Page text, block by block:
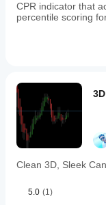
CPR indicator that
percentile scoring
Clean 3D, Sleek
5.0 (1)